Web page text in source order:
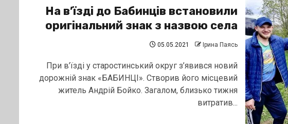
На в’їзді до Бабинців встановили
оригінальний знак з назвою села
05.05.2021 Ірина Паясь
При в’їзді у старостинський округ з’явився новий
дорожній знак «БАБИНЦІ». Створив його місцевий
житель Андрій Бойко. Загалом, близько тижня
витратив...